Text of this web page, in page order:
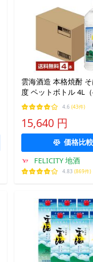
雲海酒造 本格焼酎
度 ペットボトル 4L
4本 1ケース 蕎麦焼酎
4.6 (43件)
15,640 円
価格比較
FELICITY 地酒
4.83 (869件)